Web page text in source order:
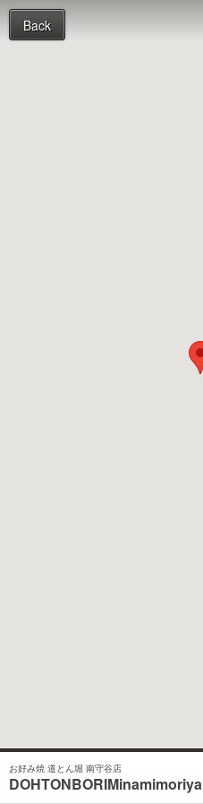
Back
お好み焼 道とん堀 南守谷店
DOHTONBORIMinamimoriya